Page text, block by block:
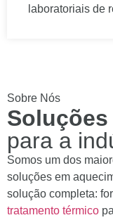
laboratoriais de
Sobre Nós
para a
Somos um dos
soluções em
solução completa:
tratamento térmico